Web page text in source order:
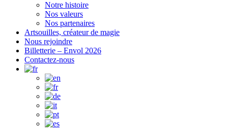
Notre histoire
Nos valeurs
Nos partenaires
Artsouilles, créateur de magie
Nous rejoindre
Billetterie – Envol 2026
Contactez-nous